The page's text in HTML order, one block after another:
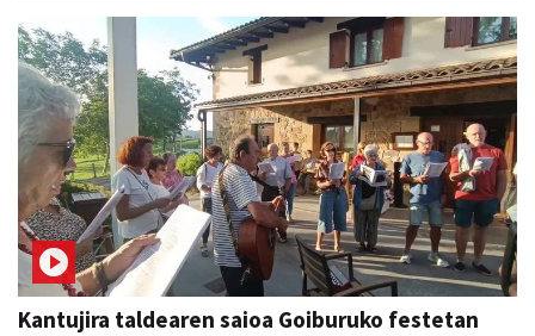
Kantujira taldearen saioa Goiburuko festetan